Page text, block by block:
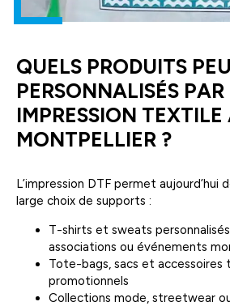
QUELS PRODUITS
PERSONNALISÉS PAR
IMPRESSION TEXTILE
MONTPELLIER ?
L’impression DTF permet aujourd’hui
large choix de supports :
T-shirts et sweats
associations ou événements
Tote-bags, sacs et accessoires
promotionnels
Collections mode, streetwear